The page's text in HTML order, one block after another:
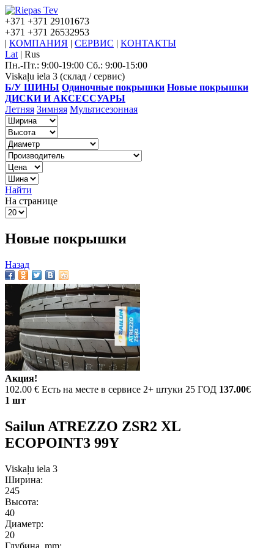
+371 +371 29101673
+371 +371 26532953
| КОМПАНИЯ | СЕРВИС | КОНТАКТЫ
Lat | Rus
Пн.-Пт.: 9:00-19:00 Сб.: 9:00-15:00
Viskaļu iela 3 (склад / сервис)
Б/У ШИНЫ Одиночные покрышки Новые покрышки
ДИСКИ И АКСЕССУАРЫ
Летняя Зимняя Мультисезонная
Найти
На странице
Новые покрышки
Назад
Акция!
102.00 € Есть на месте в сервисе 2+ штуки 25 ГОД 137.00€
1 шт
Sailun ATREZZO ZSR2 XL
ECOPOINT3 99Y
Viskaļu iela 3
Ширина:
245
Высота:
40
Диаметр:
20
Глубина, mm: